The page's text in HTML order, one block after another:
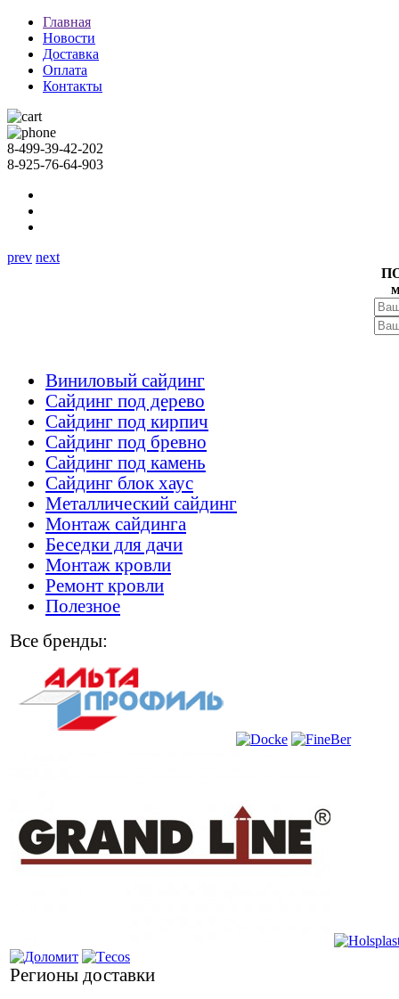
Главная
Новости
Доставка
Оплата
Контакты
8-499-39-42-202
8-925-76-64-903
prev next
Виниловый сайдинг
Сайдинг под дерево
Сайдинг под кирпич
Сайдинг под бревно
Сайдинг под камень
Cайдинг блок хаус
Металлический сайдинг
Монтаж сайдинга
Беседки для дачи
Монтаж кровли
Ремонт кровли
Полезное
Все бренды:
Регионы доставки